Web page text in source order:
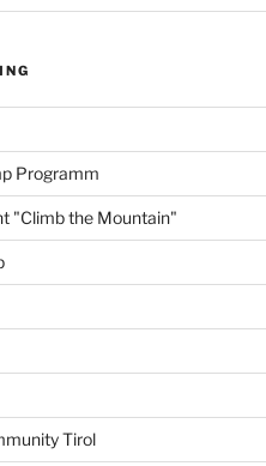
Programm
"Climb the Mountain"
Tirol